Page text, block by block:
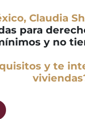
Claudia
para
y no
y te